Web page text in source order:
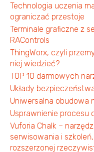
Technologia uczenia
ograniczać przestoje
Terminale graficzne z
RAControls
ThingWorx, czyli
niej wiedzieć?
TOP 10 darmowych
Układy
Uniwersalna obudowa
Usprawnienie procesu
Vuforia Chalk –
serwisowania i
rozszerzonej